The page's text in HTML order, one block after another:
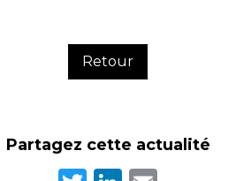
Retour
Partagez cette actualité